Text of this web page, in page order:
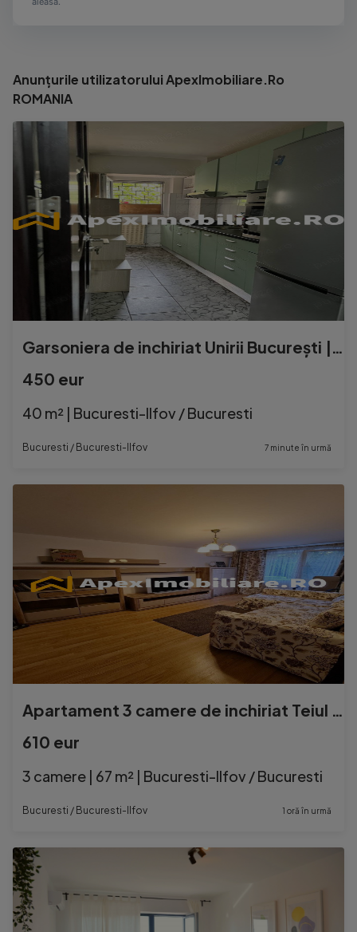
Anunțurile utilizatorului ApexImobiliare.Ro
ROMANIA
Garsoniera de inchiriat Unirii București | ApexImobiliare.r
450 eur
40 m² | Bucuresti-Ilfov / Bucuresti
Bucuresti / Bucuresti-Ilfov 7 minute în urmă
Apartament 3 camere de inchiriat Teiul Doamnei București A
610 eur
3 camere | 67 m² | Bucuresti-Ilfov / Bucuresti
Bucuresti / Bucuresti-Ilfov 1 oră în urmă